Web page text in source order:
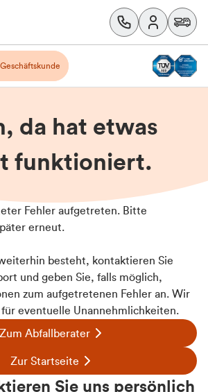
Geschäftskunde
da hat etwas
funktioniert.
Fehler aufgetreten. Bitte
erneut.
besteht, kontaktieren Sie
und geben Sie, falls möglich,
zum aufgetretenen Fehler an. Wir
eventuelle Unannehmlichkeiten.
Zum Abfallberater
Zur Startseite
Sie uns persönlich